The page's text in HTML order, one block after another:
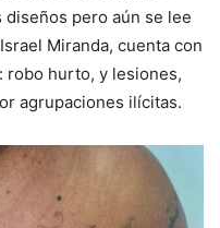
pero aún se lee
Miranda, cuenta con
robo hurto, y lesiones,
agrupaciones ilícitas.